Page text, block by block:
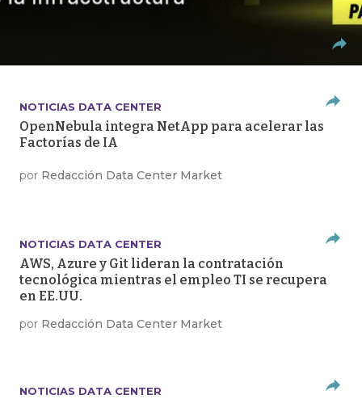
NOTICIAS DATA CENTER
OpenNebula integra NetApp para acelerar las
Factorías de IA
por Redacción Data Center Market
NOTICIAS DATA CENTER
AWS, Azure y Git lideran la contratación
tecnológica mientras el empleo TI se recupera
en EE.UU.
por Redacción Data Center Market
NOTICIAS DATA CENTER